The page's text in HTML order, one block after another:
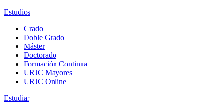
Estudios
Grado
Doble Grado
Máster
Doctorado
Formación Continua
URJC Mayores
URJC Online
Estudiar